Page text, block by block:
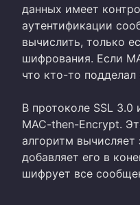
данных имеет
аутентификации
вычислить, только
шифрования. Если
что кто-то
В протоколе SSL 3.0
MAC-then-Encrypt.
алгоритм вычисляет
добавляет его в
шифрует все